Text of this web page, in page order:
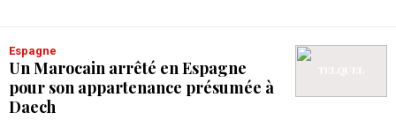
Espagne
Un Marocain arrêté en Espagne
pour son appartenance présumée à
Daech